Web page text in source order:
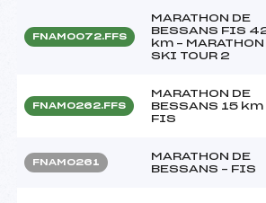
FNAM0072.FFS
MARATHON DE
BESSANS FIS
km – MARATHON
SKI TOUR 2
FNAM0262.FFS
MARATHON DE
BESSANS 15 km
FIS
FNAM0261
MARATHON DE
BESSANS – FIS